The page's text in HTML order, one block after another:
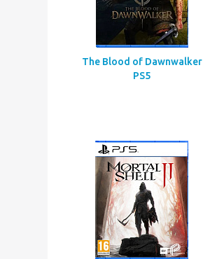
The Blood of Dawnwalker
PS5